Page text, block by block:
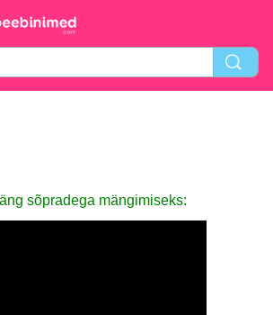
sõpradega mängimiseks: